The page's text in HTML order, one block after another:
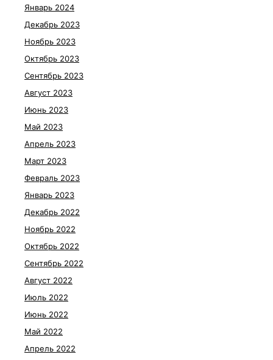
Январь 2024
Декабрь 2023
Ноябрь 2023
Октябрь 2023
Сентябрь 2023
Август 2023
Июнь 2023
Май 2023
Апрель 2023
Март 2023
Февраль 2023
Январь 2023
Декабрь 2022
Ноябрь 2022
Октябрь 2022
Сентябрь 2022
Август 2022
Июль 2022
Июнь 2022
Май 2022
Апрель 2022